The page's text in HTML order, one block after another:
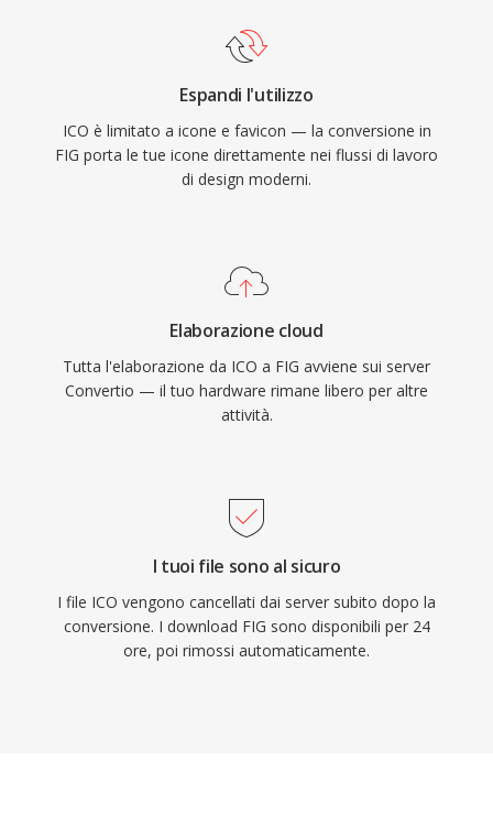
Espandi l'utilizzo
ICO è limitato a icone e favicon — la conversione in
FIG porta le tue icone direttamente nei flussi di lavoro
di design moderni.
Elaborazione cloud
Tutta l'elaborazione da ICO a FIG avviene sui server
Convertio — il tuo hardware rimane libero per altre
attività.
I tuoi file sono al sicuro
I file ICO vengono cancellati dai server subito dopo la
conversione. I download FIG sono disponibili per 24
ore, poi rimossi automaticamente.